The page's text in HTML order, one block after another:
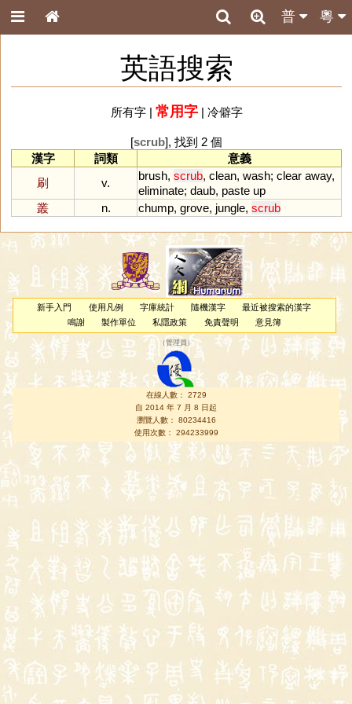
粵
普
英語搜索
所有字| 常用字| 冷僻字
[scrub], 找到 2 個
漢字
詞類
意義
刷
v.
brush, scrub, clean, wash; clear away,
eliminate; daub, paste up
叢
n. chump, grove, jungle, scrub
新手入門 使用凡例 字庫統計 隨機漢字
最近被搜索的漢字
鳴謝
製作單位 私隱政策 免責聲明 意見簿
（管理員 ）
在線人數： 2729
自 2014 年 7 月 8 日起
瀏覽人數： 80234416
使用次數： 294233999